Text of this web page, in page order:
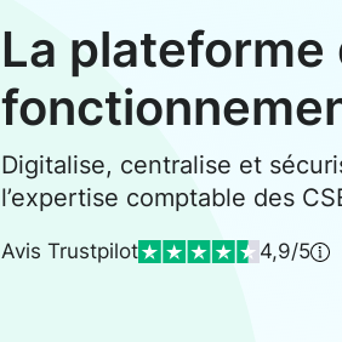
La
Digitalise, centralise et
l’expertise comptable des
Avis Trustpilot 4,9/5